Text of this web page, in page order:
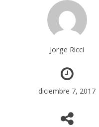
Jorge Ricci
diciembre 7, 2017